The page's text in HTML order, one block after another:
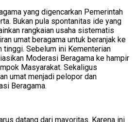
yang digencarkan Pemerintah
Bukan pula spontanitas ide yang
rangkaian usaha sistematis
umat beragama untuk beranjak ke
tinggi. Sebelum ini Kementerian
Moderasi Beragama ke hampir
Masyarakat. Sekaligus
umat menjadi pelopor dan
Beragama.
datang dari mayoritas. Karena ini